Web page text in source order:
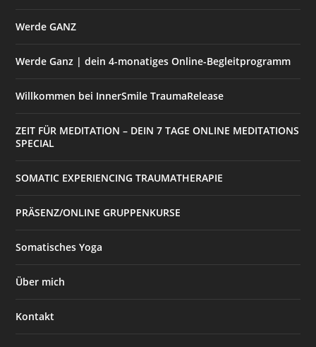
Werde GANZ
Werde Ganz | dein 4-monatiges Online-Begleitprogramm
Willkommen bei InnerSmile TraumaRelease
ZEIT FÜR MEDITATION – DEIN 7 TAGE ONLINE MEDITATIONS
SPECIAL
SOMATIC EXPERIENCING TRAUMATHERAPIE
PRÄSENZ/ONLINE GRUPPENKURSE
Somatisches Yoga
Über mich
Kontakt